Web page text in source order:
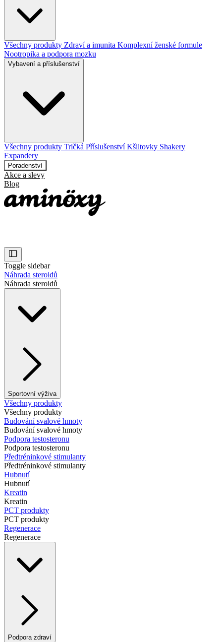
Všechny produkty Zdraví a imunita Komplexní ženské formule
Nootropika a podpora mozku
Vybavení a příslušenství
Všechny produkty Tričká PříslušenstvíKšiltovky Shakery
Expandery
Poradenství
Akce a slevy
Blog
Toggle sidebar
Náhrada steroidů
Náhrada steroidů
Sportovní výživa
Všechny produkty
Všechny produkty
Budování svalové hmoty
Budování svalové hmoty
Podpora testosteronu
Podpora testosteronu
Předtréninkové stimulanty
Předtréninkové stimulanty
Hubnutí
Hubnutí
Kreatin
Kreatin
PCT produkty
PCT produkty
Regenerace
Regenerace
Podpora zdraví